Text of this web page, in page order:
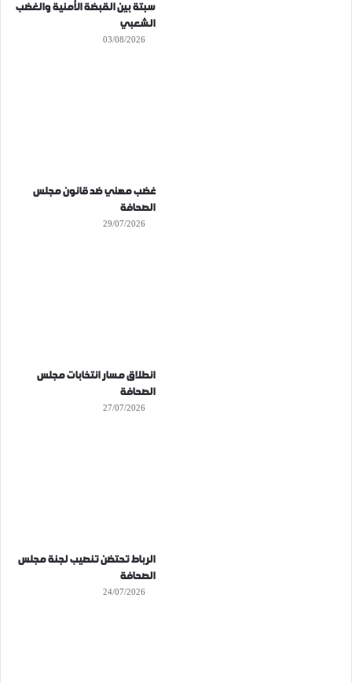
سبتة بين القبضة الأمنية والغضب
الشعبي
03/08/2026
غضب مهني ضد قانون مجلس
الصحافة
29/07/2026
انطلاق مسار انتخابات مجلس
الصحافة
27/07/2026
الرباط تحتضن تنصيب لجنة مجلس
الصحافة
24/07/2026